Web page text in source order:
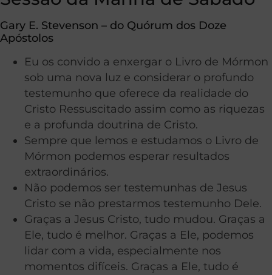
Gary E. Stevenson – do Quórum dos Doze
Apóstolos
Eu os convido a enxergar o Livro de Mórmon
sob uma nova luz e considerar o profundo
testemunho que oferece da realidade do
Cristo Ressuscitado assim como as riquezas
e a profunda doutrina de Cristo.
Sempre que lemos e estudamos o Livro de
Mórmon podemos esperar resultados
extraordinários.
Não podemos ser testemunhas de Jesus
Cristo se não prestarmos testemunho Dele.
Graças a Jesus Cristo, tudo mudou. Graças a
Ele, tudo é melhor. Graças a Ele, podemos
lidar com a vida, especialmente nos
momentos difíceis. Graças a Ele, tudo é